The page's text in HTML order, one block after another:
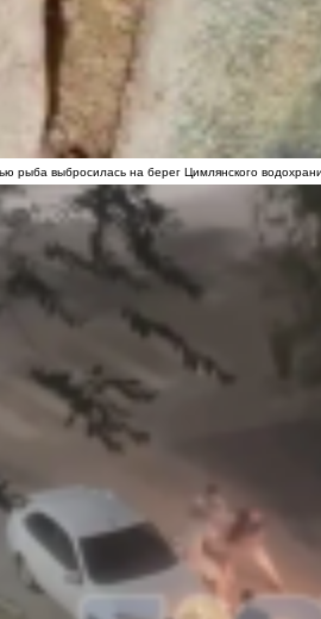
рыба выбросилась на берег Цимлянского